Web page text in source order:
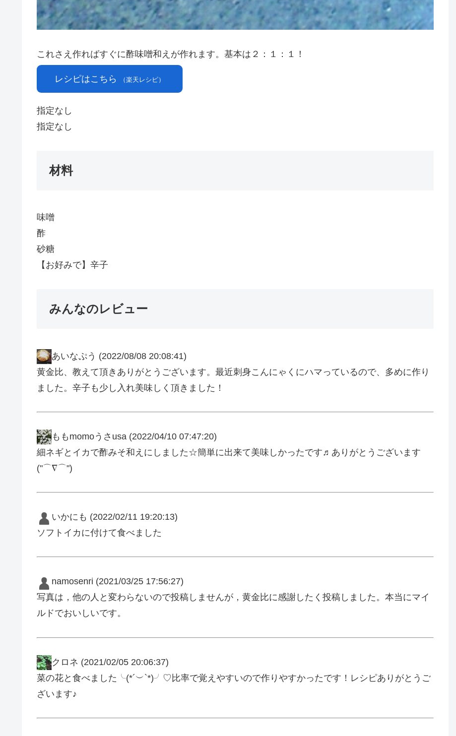
これさえ作ればすぐに酢味噌和えが作れます。基本は２：１：１！
レシピはこちら （楽天レシピ）
指定なし
指定なし
材料
味噌
酢
砂糖
【お好みで】辛子
みんなのレビュー
あいなぷう (2022/08/08 20:08:41)
黄金比、教えて頂きありがとうございます。最近刺身こんにゃくにハマっているので、多めに作り
ました。辛子も少し入れ美味しく頂きました！
ももmomoうさusa (2022/04/10 07:47:20)
細ネギとイカで酢みそ和えにしました☆簡単に出来て美味しかったです♬ありがとうございます
("⌒∇⌒")
いかにも (2022/02/11 19:20:13)
ソフトイカに付けて食べました
namosenri (2021/03/25 17:56:27)
写真は，他の人と変わらないので投稿しませんが，黄金比に感謝したく投稿しました。本当にマイ
ルドでおいしいです。
クロネ (2021/02/05 20:06:37)
菜の花と食べました╰(*´︶`*)╯♡比率で覚えやすいので作りやすかったです！レシピありがとうご
ざいます♪